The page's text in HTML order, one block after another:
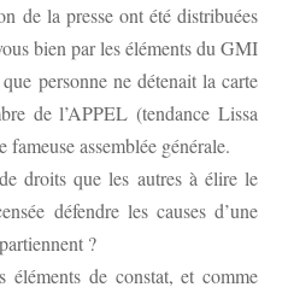
de la presse ont été distribuées
bien par les éléments du GMI
personne ne détenait la carte
de l’APPEL (tendance Lissa
assemblée générale.
droits que les autres à élire le
défendre les causes d’une
?
éléments de constat, et comme